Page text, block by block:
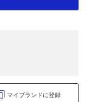
マイブランドに登録